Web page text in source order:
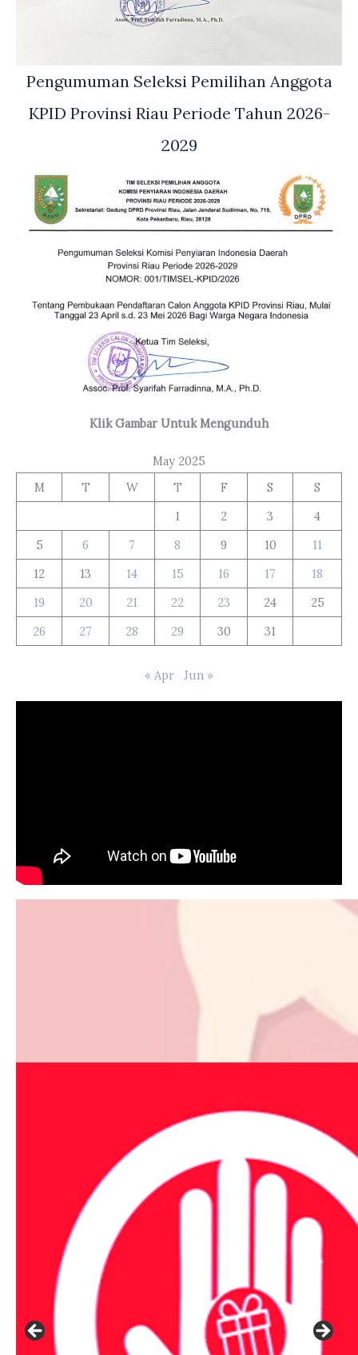
Pengumuman Seleksi Pemilihan Anggota
KPID Provinsi Riau Periode Tahun 2026-
2029
Klik Gambar Untuk Mengunduh
May 2025
M
T W T F S
S
1
2 3
4
5
6 7 8 9 10
11
12
13 14 15 16 17
18
19
20 21 22 23 24
25
26
27 28 29 30 31
« Apr Jun »